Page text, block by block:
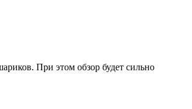
При этом обзор будет сильно